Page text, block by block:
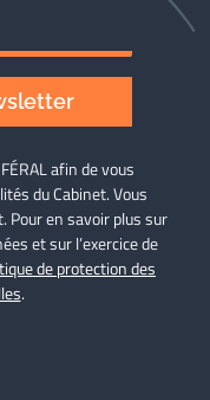
afin de vous
du Cabinet. Vous
Pour en savoir plus sur
et sur l’exercice de
de protection des
.